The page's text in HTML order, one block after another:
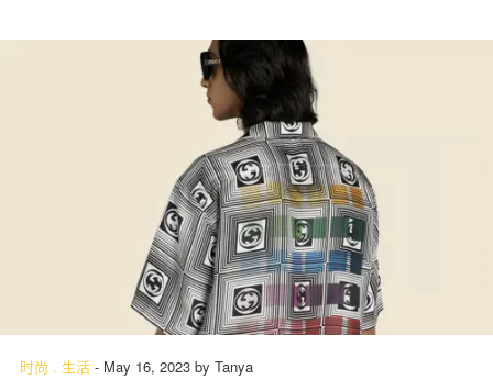
时尚 . 生活 - May 16, 2023 by Tanya